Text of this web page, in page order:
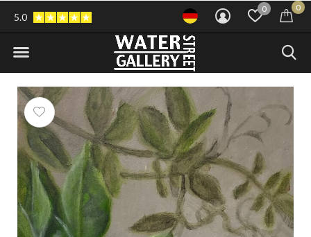
0 0
5.0